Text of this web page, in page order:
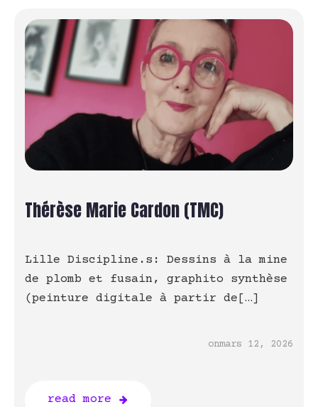
Thérèse Marie Cardon (TMC)
Lille Discipline.s: Dessins à la mine
de plomb et fusain, graphito synthèse
(peinture digitale à partir de[…]
onmars 12, 2026
read more